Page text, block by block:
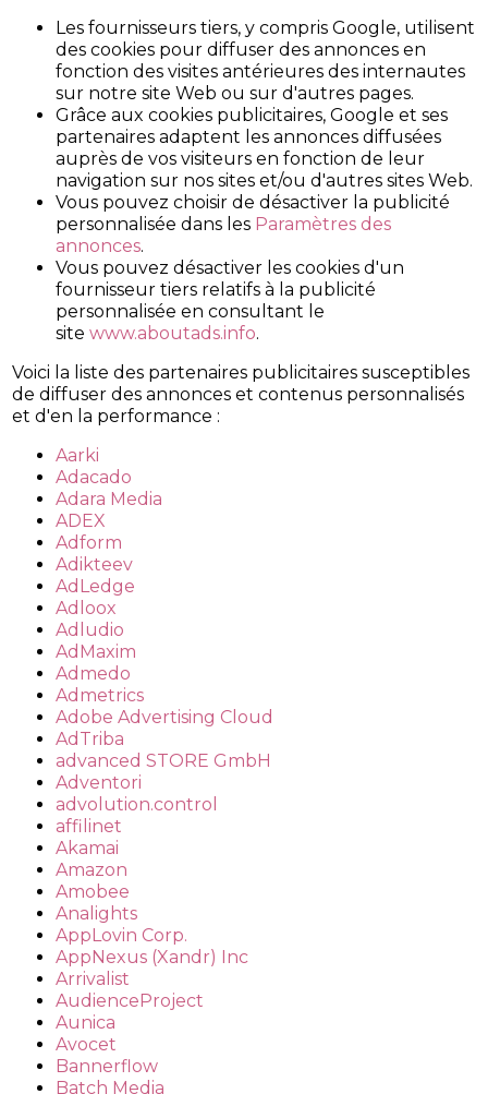
Les fournisseurs tiers, y compris Google, utilisent
des cookies pour diffuser des annonces en
fonction des visites antérieures des internautes
sur notre site Web ou sur d'autres pages.
Grâce aux cookies publicitaires, Google et ses
partenaires adaptent les annonces diffusées
auprès de vos visiteurs en fonction de leur
navigation sur nos sites et/ou d'autres sites Web.
Vous pouvez choisir de désactiver la publicité
personnalisée dans les Paramètres des
annonces.
Vous pouvez désactiver les cookies d'un
fournisseur tiers relatifs à la publicité
personnalisée en consultant le
site www.aboutads.info.
Voici la liste des partenaires publicitaires susceptibles
de diffuser des annonces et contenus personnalisés
et d'en la performance :
Aarki
Adacado
Adara Media
ADEX
Adform
Adikteev
AdLedge
Adloox
Adludio
AdMaxim
Admedo
Admetrics
Adobe Advertising Cloud
AdTriba
advanced STORE GmbH
Adventori
advolution.control
affilinet
Akamai
Amazon
Amobee
Analights
AppLovin Corp.
AppNexus (Xandr) Inc
Arrivalist
AudienceProject
Aunica
Avocet
Bannerflow
Batch Media